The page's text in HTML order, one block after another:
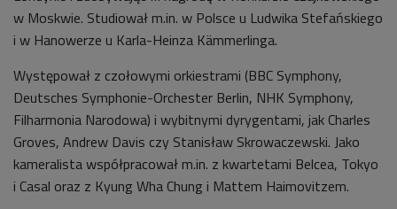
w Moskwie. Studiował m.in. w Polsce u Ludwika Stefańskiego
i w Hanowerze u Karla-Heinza Kämmerlinga.
Występował z czołowymi orkiestrami (BBC Symphony,
Deutsches Symphonie-Orchester Berlin, NHK Symphony,
Filharmonia Narodowa) i wybitnymi dyrygentami, jak Charles
Groves, Andrew Davis czy Stanisław Skrowaczewski. Jako
kameralista współpracował m.in. z kwartetami Belcea, Tokyo
i Casal oraz z Kyung Wha Chung i Mattem Haimovitzem.